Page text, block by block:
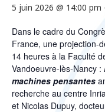
5 juin 2026 @ 14:00 pm
Dans le cadre du
France, une projection-
14 heures à la Faculté
Vandoeuvre-lès-Nancy :
machines pensantes
recherche au centre
et Nicolas Dupuy,